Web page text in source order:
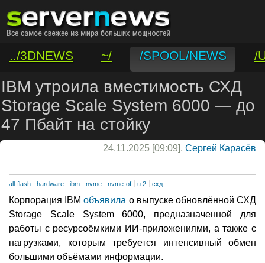
../3DNEWS ~/ /SPOOL/NEWS
/
/VAR/CONTACT
IBM утроила вместимость СХД
Storage Scale System 6000 — до
47 Пбайт на стойку
24.11.2025 [09:09], Сергей Карасёв
all-flash hardware ibm nvme nvme-of u.2 схд
Корпорация IBMобъявила о выпуске обновлённой СХД
Storage Scale System 6000, предназначенной для
работы с ресурсоёмкими ИИ-приложениями, а также с
нагрузками, которым требуется интенсивный обмен
большими объёмами информации.